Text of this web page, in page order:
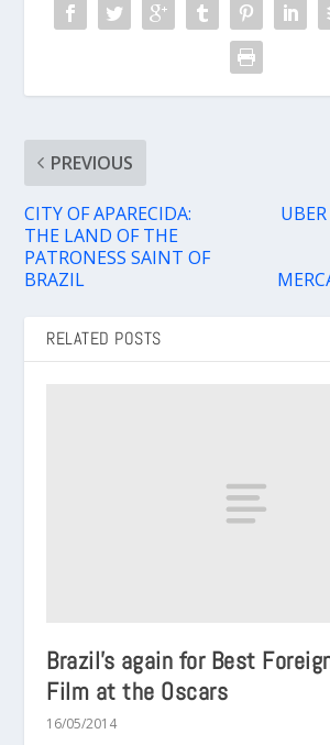
PREVIOUS
CITY OF APARECIDA:
THE LAND OF THE
PATRONESS SAINT OF
BRAZIL
RELATED POSTS
Brazil’s again for Best
Film at the Oscars
16/05/2014